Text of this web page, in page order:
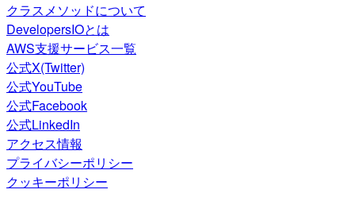
クラスメソッドについて
DevelopersIOとは
AWS支援サービス一覧
公式X(Twitter)
公式YouTube
公式Facebook
公式LinkedIn
アクセス情報
プライバシーポリシー
クッキーポリシー